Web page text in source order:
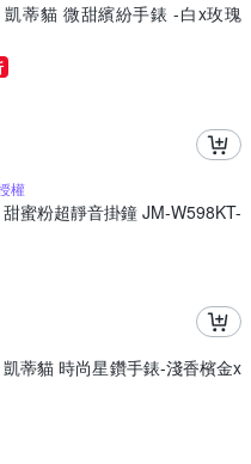
凱蒂貓 微甜繽紛手錶 -白x玫瑰
權
蜜粉超靜音掛鐘 JM-W598KT-
蒂貓 時尚星鑽手錶-淺香檳金x